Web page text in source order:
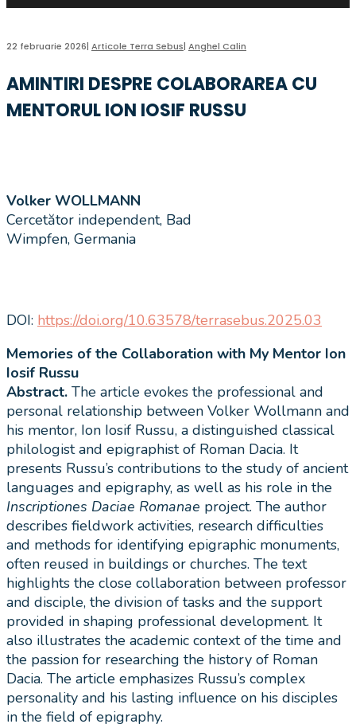
22 februarie 2026| Articole Terra Sebus| Anghel Calin
AMINTIRI DESPRE COLABORAREA CU
MENTORUL ION IOSIF RUSSU
Volker WOLLMANN
Cercetător independent, Bad
Wimpfen, Germania
DOI: https://doi.org/10.63578/terrasebus.2025.03
Memories of the Collaboration with My Mentor Ion
Iosif Russu
Abstract. The article evokes the professional and
personal relationship between Volker Wollmann and
his mentor, Ion Iosif Russu, a distinguished classical
philologist and epigraphist of Roman Dacia. It
presents Russu’s contributions to the study of ancient
languages and epigraphy, as well as his role in the
Inscriptiones Daciae Romanae project. The author
describes fieldwork activities, research difficulties
and methods for identifying epigraphic monuments,
often reused in buildings or churches. The text
highlights the close collaboration between professor
and disciple, the division of tasks and the support
provided in shaping professional development. It
also illustrates the academic context of the time and
the passion for researching the history of Roman
Dacia. The article emphasizes Russu’s complex
personality and his lasting influence on his disciples
in the field of epigraphy.